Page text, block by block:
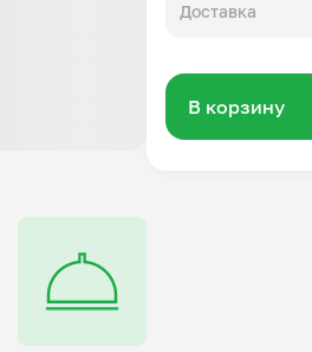
Доставка
В корзину